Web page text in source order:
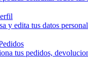
y edita tus datos
tus pedidos,